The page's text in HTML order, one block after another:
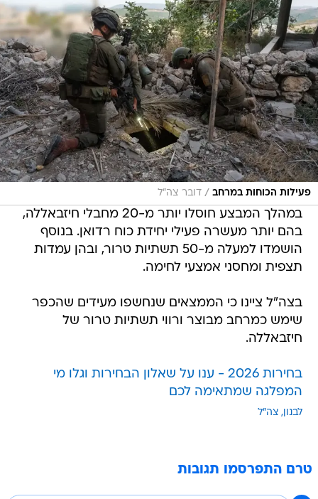
פעילות הכוחות במרחב / דובר צה"ל
במהלך המבצע חוסלו יותר מ-20 מחבלי חיזבאללה,
בהם יותר מעשרה פעילי יחידת כוח רדואן. בנוסף
הושמדו למעלה מ-50 תשתיות טרור, ובהן עמדות
תצפית ומחסני אמצעי לחימה.
בצה"ל ציינו כי הממצאים שנחשפו מעידים שהכפר
שימש כמרחב מבוצר ורווי תשתיות טרור של
חיזבאללה.
בחירות 2026 - ענו על שאלון הבחירות וגלו מי
המפלגה שמתאימה לכם
לבנון צה"ל
טרם התפרסמו תגובות